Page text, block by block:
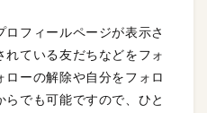
フィールページが表示さ
ている友だちなどをフォ
ローの解除や自分をフォロ
でも可能ですので、ひと